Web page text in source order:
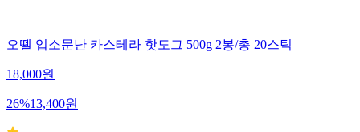
오뗄 입소문난 카스테라 핫도그 500g 2봉/총 20스틱
18,000원
26%13,400원